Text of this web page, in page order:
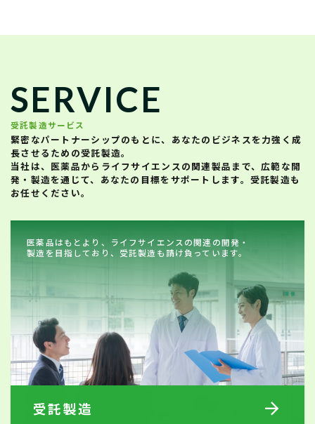
SERVICE
受託製造サービス
緊密なパートナーシップのもとに、あなたのビジネスを力強く成
長させるための受託製造。
当社は、医薬品からライフサイエンスの関連製品まで、広範な開
発・製造を通じて、あなたの目標をサポートします。受託製造も
お任せください。
医薬品はもとより、ライフサイエンスの関連の開発・
製造を目指しており、受託製造も請け負っています。
受託製造 arrow_forward